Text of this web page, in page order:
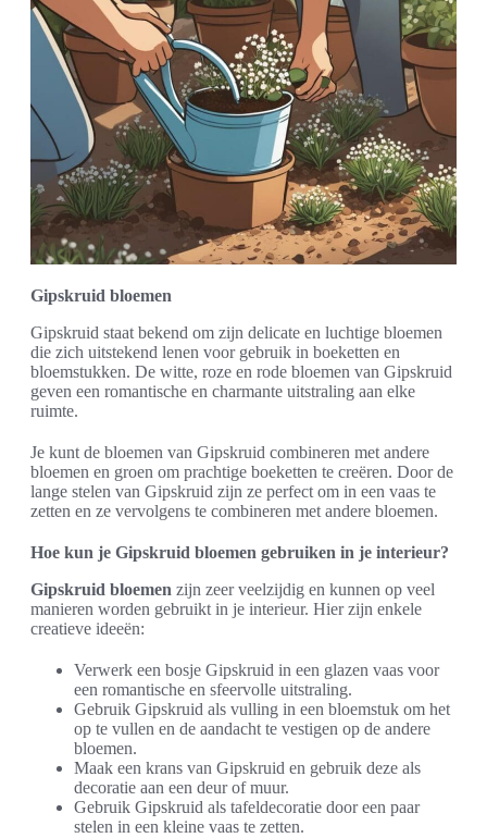
Gipskruid bloemen
Gipskruid staat bekend om zijn delicate en luchtige bloemen
die zich uitstekend lenen voor gebruik in boeketten en
bloemstukken. De witte, roze en rode bloemen van Gipskruid
geven een romantische en charmante uitstraling aan elke
ruimte.
Je kunt de bloemen van Gipskruid combineren met andere
bloemen en groen om prachtige boeketten te creëren. Door de
lange stelen van Gipskruid zijn ze perfect om in een vaas te
zetten en ze vervolgens te combineren met andere bloemen.
Hoe kun je Gipskruid bloemen gebruiken in je interieur?
Gipskruid bloemen zijn zeer veelzijdig en kunnen op veel
manieren worden gebruikt in je interieur. Hier zijn enkele
creatieve ideeën:
Verwerk een bosje Gipskruid in een glazen vaas voor
een romantische en sfeervolle uitstraling.
Gebruik Gipskruid als vulling in een bloemstuk om het
op te vullen en de aandacht te vestigen op de andere
bloemen.
Maak een krans van Gipskruid en gebruik deze als
decoratie aan een deur of muur.
Gebruik Gipskruid als tafeldecoratie door een paar
stelen in een kleine vaas te zetten.